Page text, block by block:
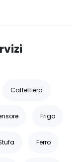
Caffettiera
Frigo
Ferro